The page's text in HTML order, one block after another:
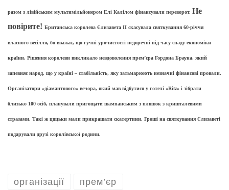
разом з лівійським мультимільйонером Елі Калілом фінансували переворот. Не
повірите! Британська королева Єлизавета ІІ скасувала святкування 60-річчя
власного весілля, бо вважає, що гучні урочистості недоречні під часу спаду економіки
країни. Рішення королеви викликало невдоволення прем’єра Гордона Брауна, який
запевняє народ, що у країні – стабільність, яку затьмарюють незначні фінансові провали.
Організатори «діамантового» вечора, який мав відбутися у готелі «Ritz» і зібрати
близько 100 осіб, планували пригощати шампанським з пляшок з кришталевими
стразами. Такі ж цяцьки мали прикрашати скатертини. Гроші на святкування Єлизаветі
подарували друзі королівської родини.
організації прем’єр